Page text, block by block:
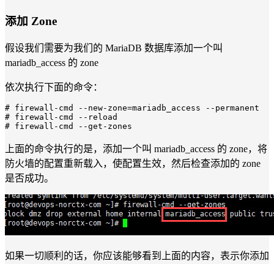
添加 Zone
假设我们需要为我们的 MariaDB 数据库添加一个叫
mariadb_access 的 zone
依次执行下面的命令：
# firewall-cmd --new-zone=mariadb_access --permanent
# firewall-cmd --reload
# firewall-cmd --get-zones
上面的命令执行的是，添加一个叫 mariadb_access 的 zone，将
防火墙的配置重新载入，使配置生效，然后检查添加的 zone
是否成功。
如果一切顺利的话，你应该能够看到上面的内容，表示你添加